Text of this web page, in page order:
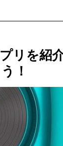
リを紹
！